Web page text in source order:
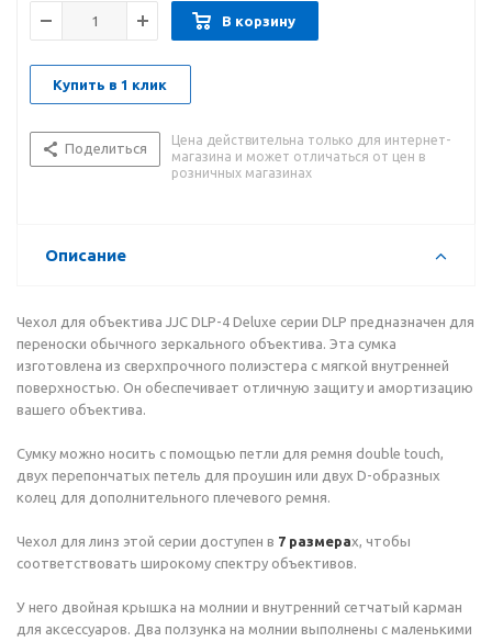
В корзину
Купить в 1 клик
Поделиться
Цена действительна только для интернет-
магазина и может отличаться от цен в
розничных магазинах
Описание
Чехол для объектива JJC DLP-4 Deluxe серии DLP предназначен для
переноски обычного зеркального объектива. Эта сумка
изготовлена из сверхпрочного полиэстера с мягкой внутренней
поверхностью. Он обеспечивает отличную защиту и амортизацию
вашего объектива.
Сумку можно носить с помощью петли для ремня double touch,
двух перепончатых петель для проушин или двух D-образных
колец для дополнительного плечевого ремня.
Чехол для линз этой серии доступен в 7 размерах, чтобы
соответствовать широкому спектру объективов.
У него двойная крышка на молнии и внутренний сетчатый карман
для аксессуаров. Два ползунка на молнии выполнены с маленькими